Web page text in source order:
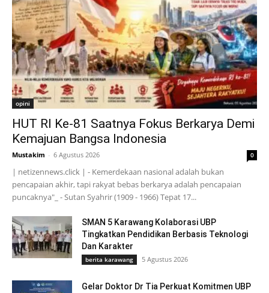
opini
HUT RI Ke-81 Saatnya Fokus Berkarya Demi
Kemajuan Bangsa Indonesia
Mustakim - 6 Agustus 2026 0
| netizennews.click | - Kemerdekaan nasional adalah bukan
pencapaian akhir, tapi rakyat bebas berkarya adalah pencapaian
puncaknya"_ - Sutan Syahrir (1909 - 1966) Tepat 17...
SMAN 5 Karawang Kolaborasi UBP
Tingkatkan Pendidikan Berbasis Teknologi
Dan Karakter
berita karawang 5 Agustus 2026
Gelar Doktor Dr Tia Perkuat Komitmen UBP